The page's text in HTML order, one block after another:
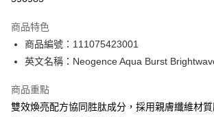
PayMe
WeChat Pay
BoC Pay
商品特色
商品編號：111075423001
英文名稱：Neogence Aqua Burst
商品重點
雙效煥亮配方協同胜肽成分，採用親膚纖維材